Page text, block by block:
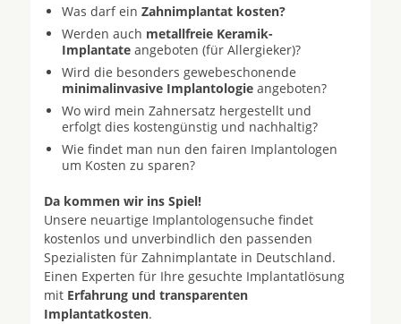
Was darf ein Zahnimplantat kosten?
Werden auch metallfreie Keramik-
Implantate angeboten (für Allergieker)?
Wird die besonders gewebeschonende
minimalinvasive Implantologie angeboten?
Wo wird mein Zahnersatz hergestellt und
erfolgt dies kostengünstig und nachhaltig?
Wie findet man nun den fairen Implantologen
um Kosten zu sparen?
Da kommen wir ins Spiel!
Unsere neuartige Implantologensuche findet
kostenlos und unverbindlich den passenden
Spezialisten für Zahnimplantate in Deutschland.
Einen Experten für Ihre gesuchte Implantatlösung
mit Erfahrung und transparenten
Implantatkosten.